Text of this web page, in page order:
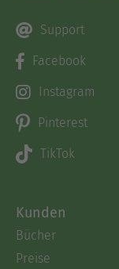
Support
Facebook
Instagram
Pinterest
TikTok
Kunden
Bücher
Preise